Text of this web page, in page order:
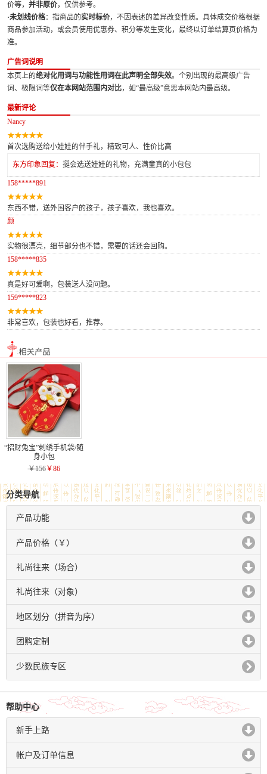
价等， 并非原价，仅供参考。
·未划线价格：指商品的实时标价，不因表述的差异改变性质。具体成交价格根据
商品参加活动，或会员使用优惠券、积分等发生变化，最终以订单结算页价格为
准。
广告词说明
本页上的绝对化用词与功能性用词在此声明全部失效。个别出现的最高级广告
词、极限词等仅在本网站范围内对比，如“最高级”意思本网站内最高级。
最新评论
Nancy
首次选购送给小娃娃的伴手礼，精致可人、性价比高
东方印象回复： 挺会选送娃娃的礼物，充满童真的小包包
158*****891
东西不错，送外国客户的孩子，孩子喜欢，我也喜欢。
颜
实物很漂亮，细节部分也不错，需要的话还会回购。
158*****835
真是好可爱啊，包装送人没问题。
159*****823
非常喜欢，包装也好看，推荐。
“招财兔宝”刺绣手机袋/随
身小包
￥156￥86
分类导航
产品功能
click to expand contents
产品价格（￥）
click to expand contents
礼尚往来（场合）
click to expand contents
礼尚往来（对象）
click to expand contents
地区划分（拼音为序）
click to expand contents
团购定制
click to expand contents
少数民族专区
帮助中心
新手上路
click to expand contents
帐户及订单信息
click to expand contents